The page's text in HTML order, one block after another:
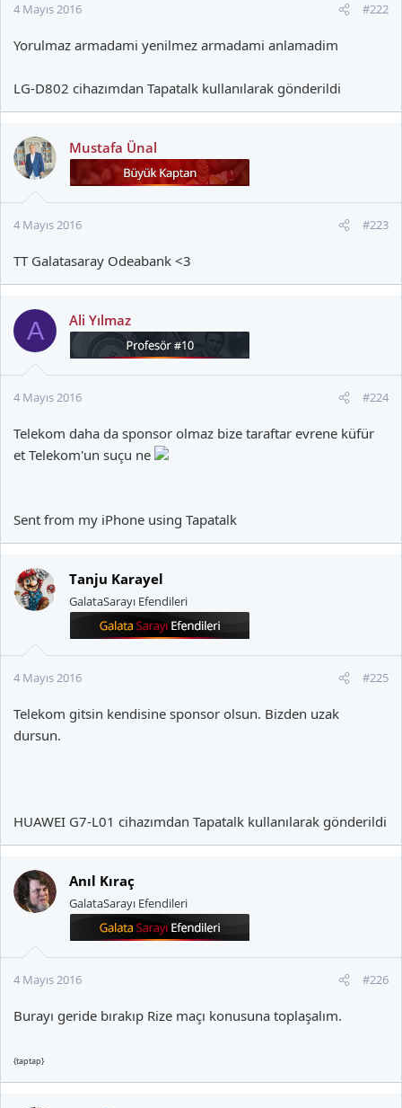
4 Mayıs 2016 #222
Yorulmaz armadami yenilmez armadami anlamadim
LG-D802 cihazımdan Tapatalk kullanılarak gönderildi
Mustafa Ünal
4 Mayıs 2016 #223
TT Galatasaray Odeabank <3
A Ali Yılmaz
4 Mayıs 2016 #224
Telekom daha da sponsor olmaz bize taraftar evrene küfür
et Telekom'un suçu ne
Sent from my iPhone using Tapatalk
Tanju Karayel
GalataSarayı Efendileri
4 Mayıs 2016 #225
Telekom gitsin kendisine sponsor olsun. Bizden uzak
dursun.
HUAWEI G7-L01 cihazımdan Tapatalk kullanılarak gönderildi
Anıl Kıraç
GalataSarayı Efendileri
4 Mayıs 2016 #226
Burayı geride bırakıp Rize maçı konusuna toplaşalım.
{taptap}